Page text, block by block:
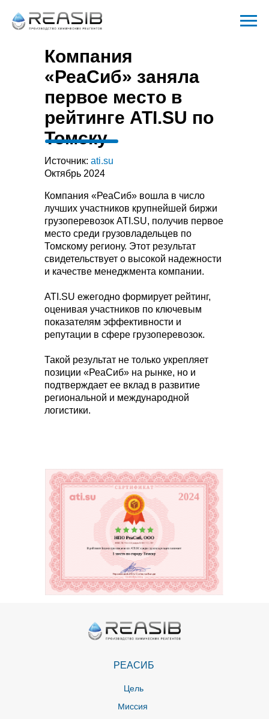
Компания
«РеаСиб» заняла
первое место в
рейтинге ATI.SU по
Томску
Компания «РеаСиб» вошла в число
лучших участников крупнейшей биржи
грузоперевозок ATI.SU, получив первое
место среди грузовладельцев по
Томскому региону. Этот результат
свидетельствует о высокой надежности
и качестве менеджмента компании.
ATI.SU ежегодно формирует рейтинг,
оценивая участников по ключевым
показателям эффективности и
репутации в сфере грузоперевозок.
Такой результат не только укрепляет
позиции «РеаСиб» на рынке, но и
подтверждает ее вклад в развитие
региональной и международной
логистики.
Источник: ati.su
Октябрь 2024
РЕАСИБ
Цель
Миссия